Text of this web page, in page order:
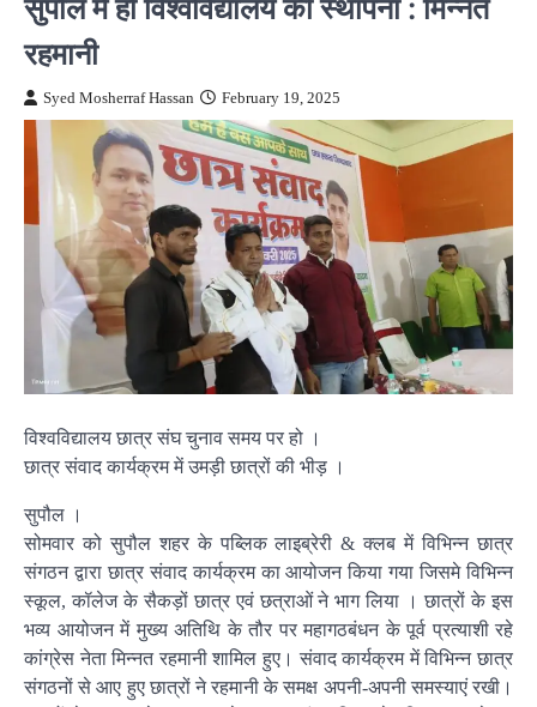
रहमानी
Syed Mosherraf Hassan February 19, 2025
विश्वविद्यालय छात्र संघ चुनाव समय पर हो ।
छात्र संवाद कार्यक्रम में उमड़ी छात्रों की भीड़ ।
सुपौल ।
सोमवार को सुपौल शहर के पब्लिक लाइब्रेरी & क्लब में विभिन्न छात्र
संगठन द्वारा छात्र संवाद कार्यक्रम का आयोजन किया गया जिसमे विभिन्न
स्कूल, कॉलेज के सैकड़ों छात्र एवं छत्राओं ने भाग लिया । छात्रों के इस
भव्य आयोजन में मुख्य अतिथि के तौर पर महागठबंधन के पूर्व प्रत्याशी रहे
कांग्रेस नेता मिन्नत रहमानी शामिल हुए। संवाद कार्यक्रम में विभिन्न छात्र
संगठनों से आए हुए छात्रों ने रहमानी के समक्ष अपनी-अपनी समस्याएं रखी।